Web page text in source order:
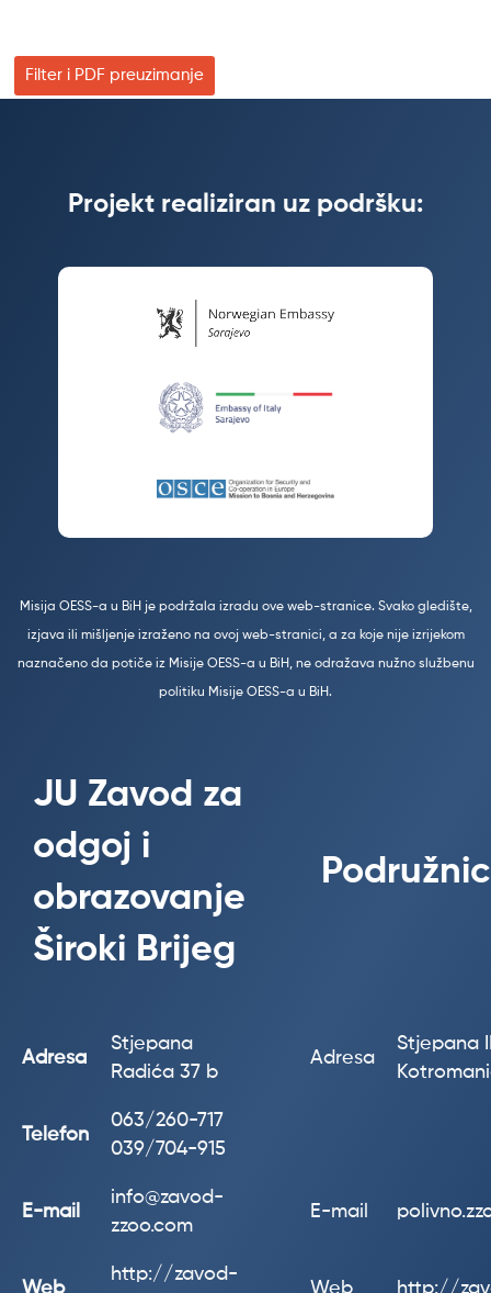
Filter i PDF preuzimanje
Projekt realiziran uz podršku:
Misija OESS-a u BiH je podržala izradu ove web-stranice. Svako gledište,
izjava ili mišljenje izraženo na ovoj web-stranici, a za koje nije izrijekom
naznačeno da potiče iz Misije OESS-a u BiH, ne odražava nužno službenu
politiku Misije OESS-a u BiH.
JU Zavod za
odgoj i
obrazovanje
Široki Brijeg
Adresa
Stjepana
Radića 37 b
Adresa
Stjepana
Telefon
063/260-717
039/704-915
E-mail
info@zavod-
zzoo.com
E-mail
Web
http://zavod-
Web http://